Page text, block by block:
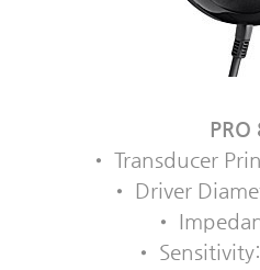
PRO
• Transducer
• Driver
•
•